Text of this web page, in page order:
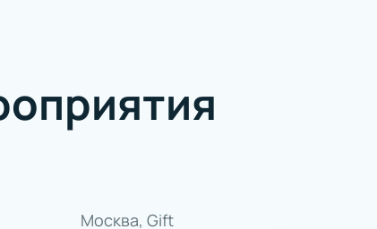
Москва, Gift